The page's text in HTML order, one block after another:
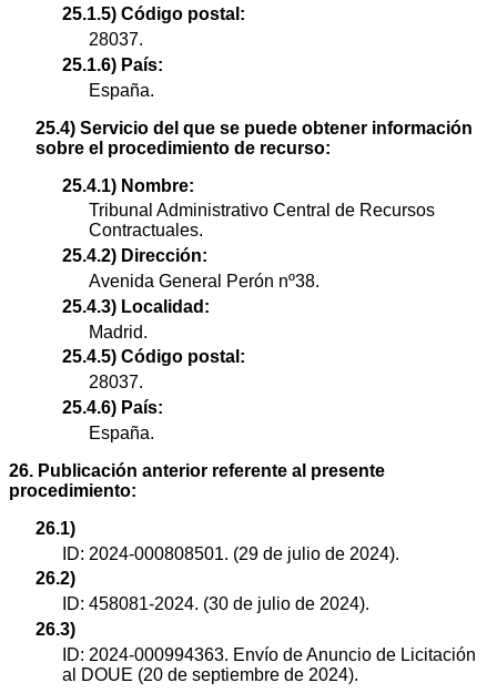
25.1.5) Código postal:
28037.
25.1.6) País:
España.
25.4) Servicio del que se puede obtener información
sobre el procedimiento de recurso:
25.4.1) Nombre:
Tribunal Administrativo Central de Recursos
Contractuales.
25.4.2) Dirección:
Avenida General Perón nº38.
25.4.3) Localidad:
Madrid.
25.4.5) Código postal:
28037.
25.4.6) País:
España.
26. Publicación anterior referente al presente
procedimiento:
26.1)
ID: 2024-000808501. (29 de julio de 2024).
26.2)
ID: 458081-2024. (30 de julio de 2024).
26.3)
ID: 2024-000994363. Envío de Anuncio de Licitación
al DOUE (20 de septiembre de 2024).